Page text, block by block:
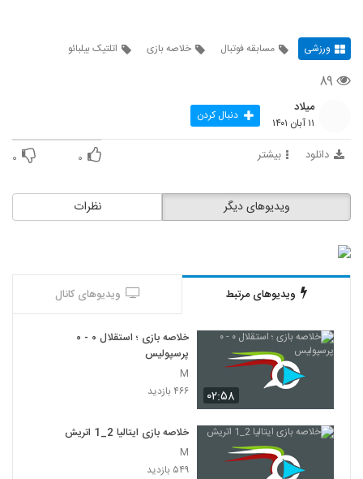
ورزشی مسابقه فوتبال خلاصه بازی اتلتیک بیلبائو
۸۹
میلاد
۱۱ آبان ۱۴۰۱ دنبال کردن
دانلود بیشتر ۰ ۰
نظرات ویدیوهای دیگر
ویدیوهای مرتبط ویدیوهای کانال
۰۲:۵۸
خلاصه بازی ؛ استقلال ۰ - ۰
پرسپولیس
M
۴۶۶ بازدید
خلاصه بازی ایتالیا 2_1 اتريش
M
۵۴۹ بازدید